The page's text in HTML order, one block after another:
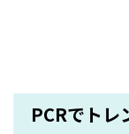
PCRでトレ